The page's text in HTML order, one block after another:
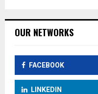
OUR NETWORKS
FACEBOOK
LINKEDIN